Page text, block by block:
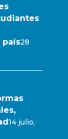
28
14 julio,